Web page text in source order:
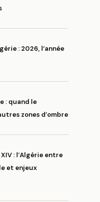
: 2026, l’année
: quand le
zones d’ombre
: l’Algérie entre
et enjeux